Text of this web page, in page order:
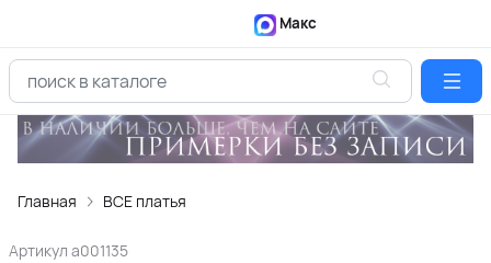
Макс
Главная ВСЕ платья
Артикул a001135